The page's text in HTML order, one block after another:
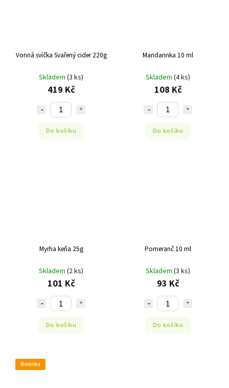
Vonná svíčka Svařený cider 220g
Skladem (3 ks)
419 Kč
Do košíku
Mandarinka 10 ml
Skladem (4 ks)
108 Kč
Do košíku
Myrha keňa 25g
Skladem (2 ks)
101 Kč
Do košíku
Pomeranč 10 ml
Skladem (3 ks)
93 Kč
Do košíku
Novinka